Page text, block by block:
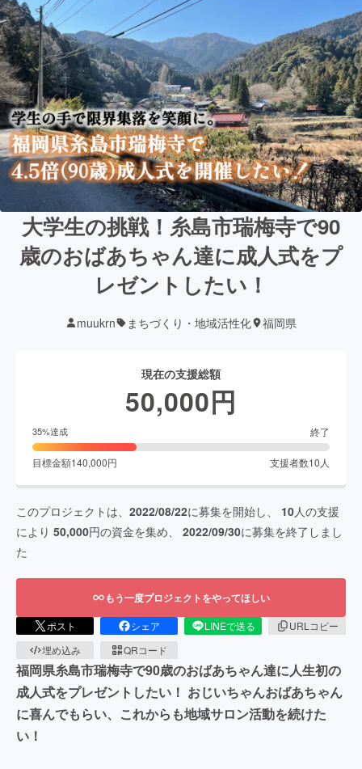
大学生の挑戦！糸島市瑞梅寺で90
歳のおばあちゃん達に成人式をプ
レゼントしたい！
muukrn まちづくり・地域活性化 福岡県
現在の支援総額
50,000円
35%達成 終了
目標金額140,000円 支援者数10 人
このプロジェクトは、 2022/08/22に募集を開始し、 10人の支援
により 50,000円の資金を集め、 2022/09/30に募集を終了しまし
た
もう一度プロジェクトをやってほしい
ポスト シェア LINEで送る
URLコピー
埋め込み
QRコード
福岡県糸島市瑞梅寺で90歳のおばあちゃん達に人生初の
成人式をプレゼントしたい！ おじいちゃんおばあちゃん
に喜んでもらい、これからも地域サロン活動を続けた
い！